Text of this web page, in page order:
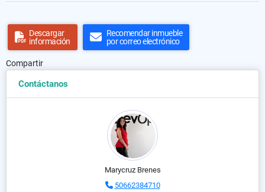
Descargar
información
Recomendar inmueble
por correo electrónico
Compartir
Contáctanos
Marycruz Brenes
50662384710